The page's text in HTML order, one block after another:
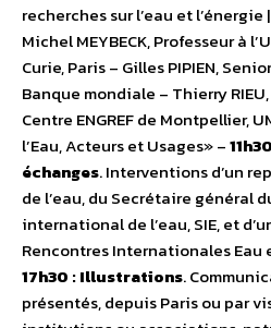
recherches sur l’eau et l’énergie
Michel MEYBECK, Professeur à
Curie, Paris – Gilles PIPIEN,
Banque mondiale – Thierry
Centre ENGREF de Montpellier,
l’Eau, Acteurs et Usages» –
échanges. Interventions d’un
de l’eau, du Secrétaire général
international de l’eau, SIE, et
Rencontres Internationales Eau
17h30 : Illustrations.
présentés, depuis Paris ou par